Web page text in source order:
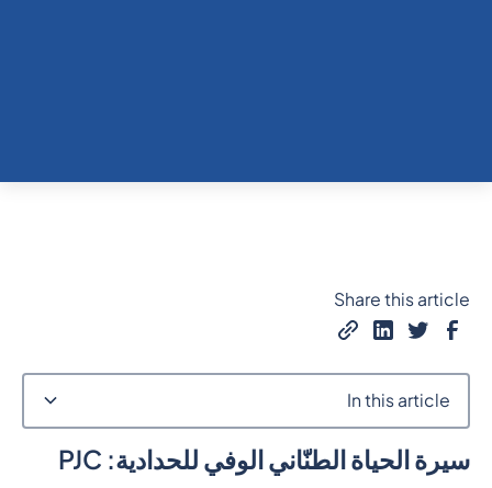
سيرة الحياة الطنّاني الوفي للحدادية: PJC
Share this article
In this article
Heading 2